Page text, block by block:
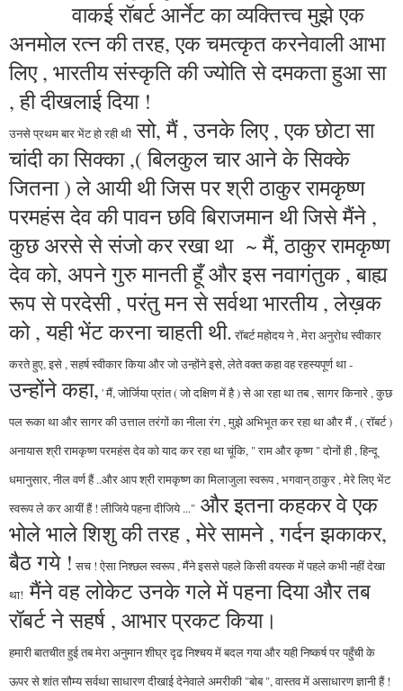
वाकई रॉबर्ट आर्नेट का व्यक्तित्त्व मुझे एक
अनमोल रत्न की तरह, एक चमत्कृत करनेवाली आभा
लिए , भारतीय संस्कृति की ज्योति से दमकता हुआ सा
, ही दीखलाई दिया !
उनसे प्रथम बार भेंट हो रही थी सो, मैं , उनके लिए , एक छोटा सा
चांदी का सिक्का ,( बिलकुल चार आने के सिक्के
जितना ) ले आयी थी जिस पर श्री ठाकुर रामकृष्ण
परमहंस देव की पावन छवि बिराजमान थी जिसे मैंने ,
कुछ अरसे से संजो कर रखा था ~ मैं, ठाकुर रामकृष्ण
देव को, अपने गुरु मानती हूँ और इस नवागंतुक , बाह्य
रूप से परदेसी , परंतु मन से सर्वथा भारतीय , लेख़क
को , यही भेंट करना चाहती थी.रॉबर्ट महोदय ने , मेरा अनुरोध स्वीकार
करते हुए, इसे , सहर्ष स्वीकार किया और जो उन्होंने इसे, लेते वक्त कहा वह रहस्यपूर्ण था -
उन्होंने कहा, ' मैं, जोर्जिया प्रांत ( जो दक्षिण में है ) से आ रहा था तब , सागर किनारे , कुछ
पल रूका था और सागर की उत्ताल तरंगों का नीला रंग , मुझे अभिभूत कर रहा था और मैं , ( रॉबर्ट )
अनायास श्री रामकृष्ण परमहंस देव को याद कर रहा था चूंकि, " राम और कृष्ण " दोनों ही , हिन्दू
धमानुसार, नील वर्ण हैं ..और आप श्री रामकृष्ण का मिलाजुला स्वरूप , भगवान् ठाकुर , मेरे लिए भेंट
स्वरूप ले कर आयीं हैं ! लीजिये पहना दीजिये ..." और इतना कहकर वे एक
भोले भाले शिशु की तरह , मेरे सामने , गर्दन झकाकर,
बैठ गये ! सच ! ऐसा निश्छल स्वरूप , मैंने इससे पहले किसी वयस्क में पहले कभी नहीं देखा
था! मैंने वह लोकेट उनके गले में पहना दिया और तब
रॉबर्ट ने सहर्ष , आभार प्रकट किया।
हमारी बातचीत हुई तब मेरा अनुमान शीघ्र दृढ निश्चय में बदल गया और यही निष्कर्ष पर पहुँची के
ऊपर से शांत सौम्य सर्वथा साधारण दीखाई देनेवाले अमरीकी "बोब ", वास्तव में असाधारण ज्ञानी हैं !